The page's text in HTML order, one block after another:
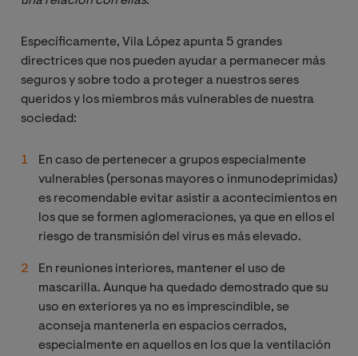
Específicamente, Vila López apunta 5 grandes
directrices que nos pueden ayudar a permanecer más
seguros y sobre todo a proteger a nuestros seres
queridos y los miembros más vulnerables de nuestra
sociedad:
En caso de pertenecer a grupos especialmente
vulnerables (personas mayores o inmunodeprimidas)
es recomendable evitar asistir a acontecimientos en
los que se formen aglomeraciones, ya que en ellos el
riesgo de transmisión del virus es más elevado.
En reuniones interiores, mantener el uso de
mascarilla. Aunque ha quedado demostrado que su
uso en exteriores ya no es imprescindible, se
aconseja mantenerla en espacios cerrados,
especialmente en aquellos en los que la ventilación